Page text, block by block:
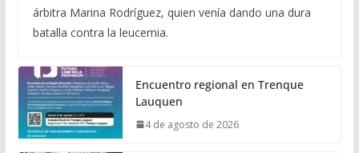
árbitra Marina Rodríguez, quien venía dando una dura
batalla contra la leucemia.
Encuentro regional en Trenque
Lauquen
4 de agosto de 2026